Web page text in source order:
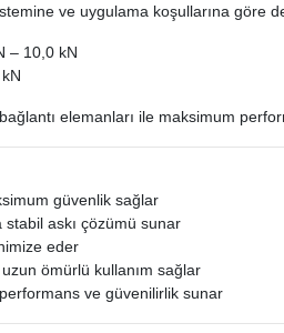
ve uygulama koşullarına göre
– 10,0 kN
elemanları ile maksimum
güvenlik sağlar
stabil askı çözümü sunar
eder
uzun ömürlü kullanım sağlar
ve güvenilirlik sunar